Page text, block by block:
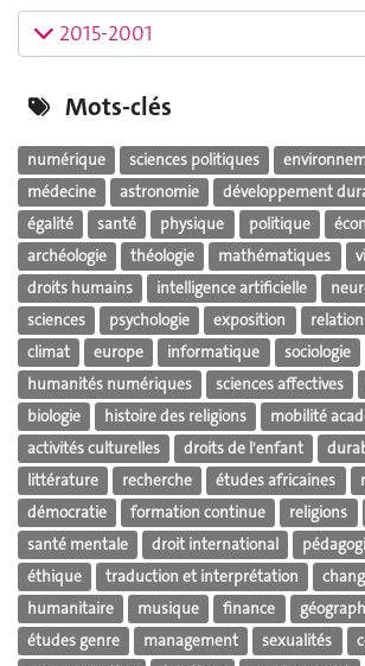
2015-2001
Mots-clés
numérique sciences politiques
médecine
astronomie développement
égalité
santé physique politique
archéologie
théologie mathématiques
droits humains
intelligence artificielle
sciences
psychologie exposition
climat
europe informatique
sociologie
humanités numériques
sciences affectives
biologie
histoire des religions
mobilité
activités culturelles
droits de l'enfant
littérature
recherche études africaines
démocratie
formation continue religions
santé mentale
droit international
éthique
traduction et interprétation
humanitaire
musique finance
études genre
management sexualités